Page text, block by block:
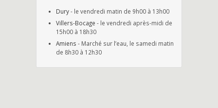
Dury- le vendredi matin de 9h00 à 13h00
Villers-Bocage - le vendredi après-midi de
15h00 à 18h30
Amiens - Marché sur l’eau, le samedi matin
de 8h30 à 12h30